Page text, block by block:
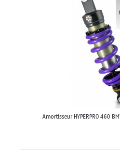
Amortisseur HYPERPRO 460